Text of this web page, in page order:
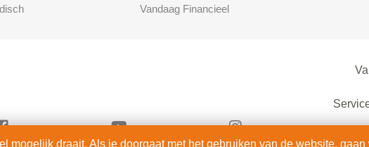
Vandaag Financieel
mogelijk draait. Als je doorgaat met het gebruiken van de website,